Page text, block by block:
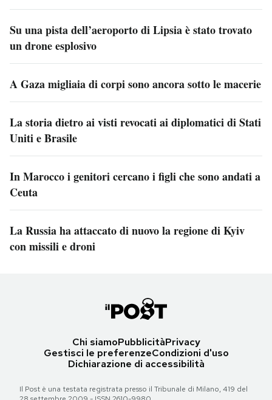
Su una pista dell’aeroporto di Lipsia è stato trovato
un drone esplosivo
A Gaza migliaia di corpi sono ancora sotto le macerie
La storia dietro ai visti revocati ai diplomatici di Stati
Uniti e Brasile
In Marocco i genitori cercano i figli che sono andati a
Ceuta
La Russia ha attaccato di nuovo la regione di Kyiv
con missili e droni
Chi siamoPubblicitàPrivacy
Gestisci le preferenzeCondizioni d'uso
Dichiarazione di accessibilità
Il Post è una testata registrata presso il Tribunale di Milano, 419 del